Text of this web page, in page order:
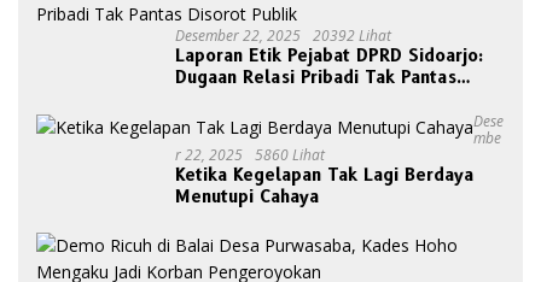
Desember 22, 2025 20392 Lihat
Laporan Etik Pejabat DPRD Sidoarjo:
Dugaan Relasi Pribadi Tak Pantas
Dese
Mbe
R 22, 2025 5860 Lihat
Ketika Kegelapan Tak Lagi Berdaya
Menutupi Cahaya